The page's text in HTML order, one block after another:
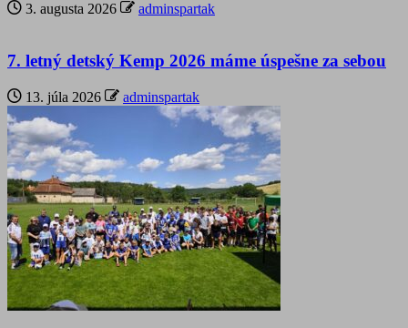
3. augusta 2026 adminspartak
7. letný detský Kemp 2026 máme úspešne za sebou
13. júla 2026 adminspartak